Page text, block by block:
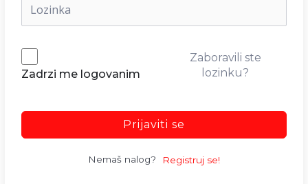
Zadrzi me logovanim
Zaboravili ste
lozinku?
Prijaviti se
Nemaš nalog? Registruj se!